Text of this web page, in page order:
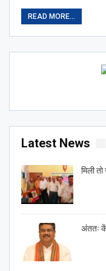
READ MORE...
Latest News
मिली
अंततः